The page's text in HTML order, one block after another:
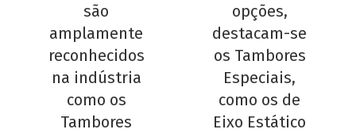
são
amplamente
reconhecidos
na indústria
como os
Tambores
opções,
destacam-se
os Tambores
Especiais,
como os de
Eixo Estático